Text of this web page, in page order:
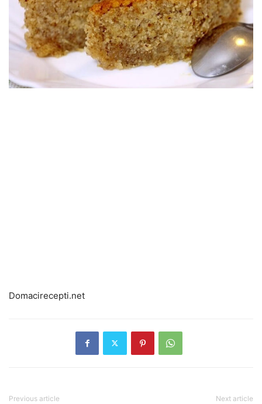
Domacirecepti.net
Previous article Next article